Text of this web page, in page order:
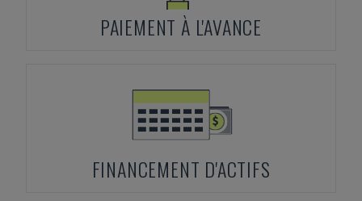
PAIEMENT À L'AVANCE
FINANCEMENT D'ACTIFS